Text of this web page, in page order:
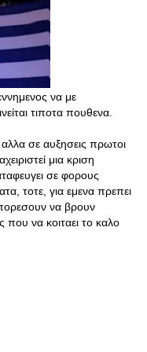
να με
τιποτα πουθενα.
σε αυξησεις πρωτοι
μια κριση
σε φορους
τοτε, για εμενα πρεπει
να βρουν
να κοιταει το καλο